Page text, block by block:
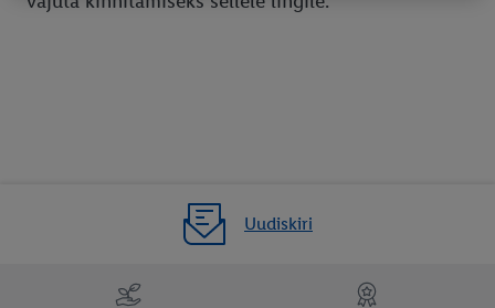
Uudiskiri
kasutamist. Vajutades "Nõustun", annate nõusoleku kõigi